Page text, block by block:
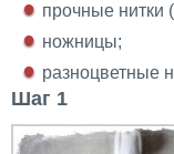
прочные нитки
ножницы;
разноцветные
Шаг 1